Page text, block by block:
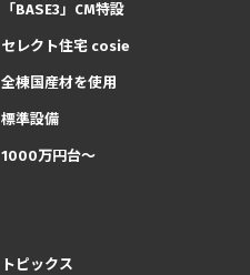
「BASE3」CM特設
セレクト住宅 cosie
全棟国産材を使用
標準設備
1000万円台〜
トピックス